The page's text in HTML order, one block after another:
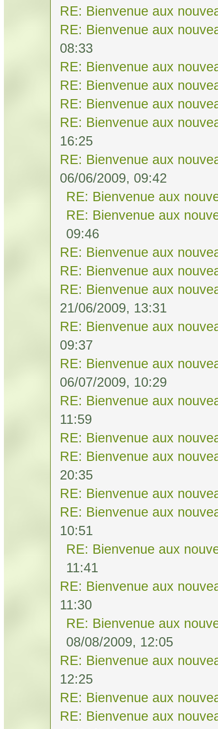
RE: Bienvenue aux
RE: Bienvenue aux
08:33
RE: Bienvenue aux
RE: Bienvenue aux
RE: Bienvenue aux
RE: Bienvenue aux
16:25
RE: Bienvenue aux
06/06/2009, 09:42
RE: Bienvenue aux
RE: Bienvenue aux
09:46
RE: Bienvenue aux
RE: Bienvenue aux
RE: Bienvenue aux
21/06/2009, 13:31
RE: Bienvenue aux
09:37
RE: Bienvenue aux
06/07/2009, 10:29
RE: Bienvenue aux
11:59
RE: Bienvenue aux
RE: Bienvenue aux
20:35
RE: Bienvenue aux
RE: Bienvenue aux
10:51
RE: Bienvenue aux
11:41
RE: Bienvenue aux
11:30
RE: Bienvenue aux
08/08/2009, 12:05
RE: Bienvenue aux
12:25
RE: Bienvenue aux
RE: Bienvenue aux